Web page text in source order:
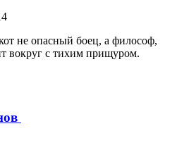
не опасный боец, а философ,
вокруг с тихим прищуром.